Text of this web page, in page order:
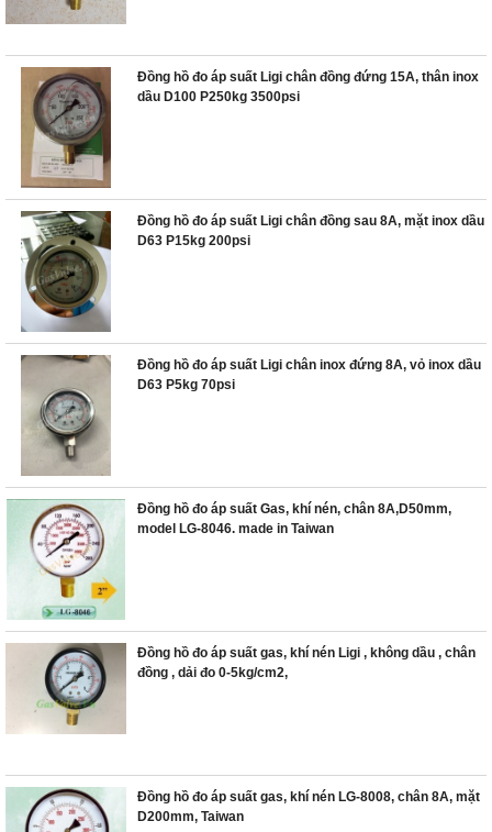
Đồng hồ đo áp suất Ligi chân đồng đứng 15A, thân inox
dầu D100 P250kg 3500psi
Đồng hồ đo áp suất Ligi chân đồng sau 8A, mặt inox dầu
D63 P15kg 200psi
Đồng hồ đo áp suất Ligi chân inox đứng 8A, vỏ inox dầu
D63 P5kg 70psi
Đồng hồ đo áp suất Gas, khí nén, chân 8A,D50mm,
model LG-8046. made in Taiwan
Đồng hồ đo áp suất gas, khí nén Ligi , không dầu , chân
đồng , dải đo 0-5kg/cm2,
Đồng hồ đo áp suất gas, khí nén LG-8008, chân 8A, mặt
D200mm, Taiwan